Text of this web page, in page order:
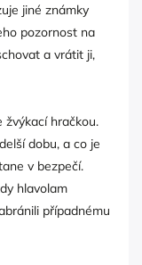
jiné známky
pozornost na
a vrátit ji,
žvýkací hračkou.
dobu, a co je
v bezpečí.
hlavolam
případnému